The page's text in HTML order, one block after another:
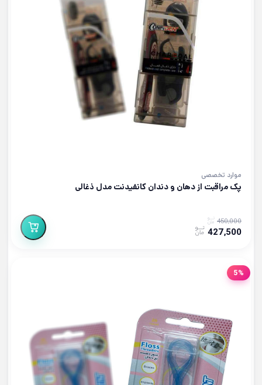
موارد تخصصی
پک مراقبت از دهان و دندان کانفیدنت مدل ذغالی
450,000
427,500
5%